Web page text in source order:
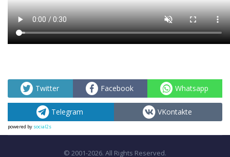
Twitter Facebook Whatsapp
Telegram VKontakte
powered by social2s
© 2001-2026. All Rights Reserved.